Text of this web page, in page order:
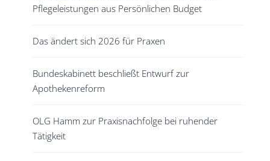
Pflegeleistungen aus Persönlichen Budget
Das ändert sich 2026 für Praxen
Bundeskabinett beschließt Entwurf zur
Apothekenreform
OLG Hamm zur Praxisnachfolge bei ruhender
Tätigkeit